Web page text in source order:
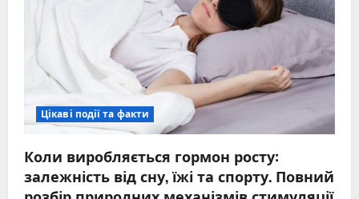
Цікаві події та факти
Коли виробляється гормон росту:
залежність від сну, їжі та спорту. Повний